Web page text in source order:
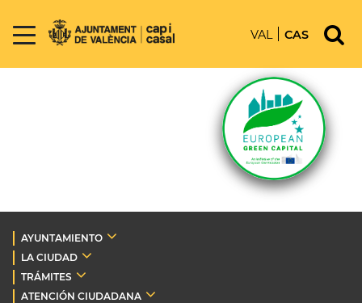
VAL CAS
AYUNTAMIENTO
LA CIUDAD
TRÁMITES
ATENCIÓN CIUDADANA